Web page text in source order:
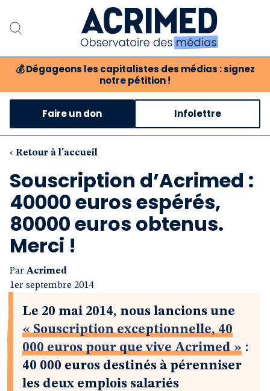
💰 Dégageons les capitalistes des médias : signez
notre pétition !
Notre association
Notre critique des médias
Notre revue
Boutique
Faire un don Infolettre
‹ Retour à l'accueil
Souscription d’Acrimed :
40000 euros espérés,
80000 euros obtenus.
Merci !
Par Acrimed
1er septembre 2014
Le 20 mai 2014, nous lancions une
« Souscription exceptionnelle, 40
000 euros pour que vive Acrimed » :
40 000 euros destinés à pérenniser
les deux emplois salariés